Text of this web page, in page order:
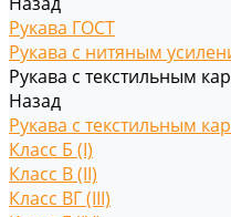
Рукава ГОСТ
Рукава с нитяным
Рукава с текстильным
Назад
Рукава с текстильным
Класс Б (I)
Класс В (II)
Класс ВГ (III)